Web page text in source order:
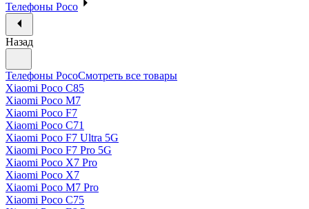
Телефоны Poco
Назад
Телефоны PocoСмотреть все товары
Xiaomi Poco C85
Xiaomi Poco M7
Xiaomi Poco F7
Xiaomi Poco C71
Xiaomi Poco F7 Ultra 5G
Xiaomi Poco F7 Pro 5G
Xiaomi Poco X7 Pro
Xiaomi Poco X7
Xiaomi Poco M7 Pro
Xiaomi Poco C75